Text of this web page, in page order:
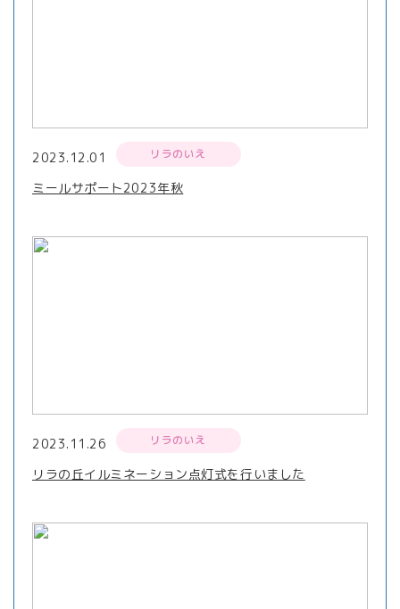
2023.12.01 リラのいえ
ミールサポート2023年秋
2023.11.26 リラのいえ
リラの丘イルミネーション点灯式を行いました